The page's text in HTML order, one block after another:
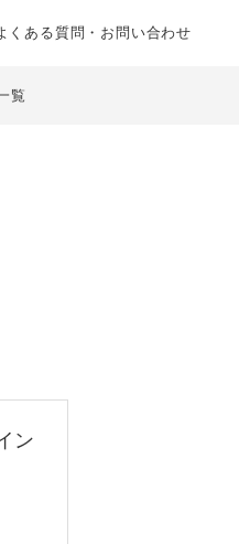
くある質問・お問い合わせ
覧
ン